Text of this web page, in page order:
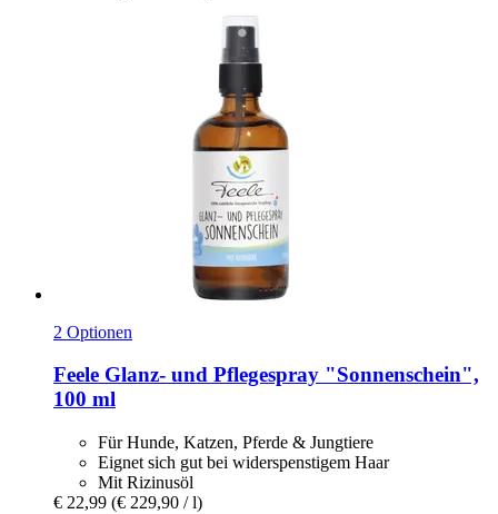
2 Optionen
Feele Glanz-​ und Pflegespray "Sonnenschein",
100 ml
Für Hunde, Katzen, Pferde & Jungtiere
Eignet sich gut bei widerspenstigem Haar
Mit Rizinusöl
€ 22,99 (€ 229,90 / l)